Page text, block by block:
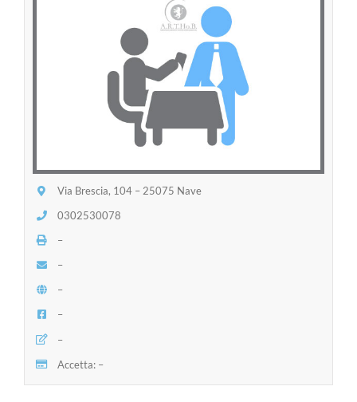
Via Brescia, 104 – 25075 Nave
0302530078
–
–
–
–
–
Accetta: –